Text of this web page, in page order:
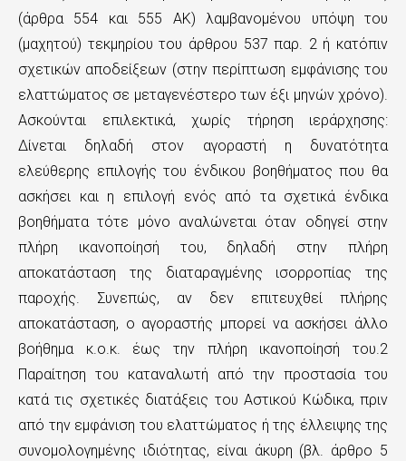
(άρθρα 554 και 555 ΑΚ) λαμβανομένου υπόψη του
(μαχητού) τεκμηρίου του άρθρου 537 παρ. 2 ή κατόπιν
σχετικών αποδείξεων (στην περίπτωση εμφάνισης του
ελαττώματος σε μεταγενέστερο των έξι μηνών χρόνο).
Ασκούνται επιλεκτικά, χωρίς τήρηση ιεράρχησης:
Δίνεται δηλαδή στον αγοραστή η δυνατότητα
ελεύθερης επιλογής του ένδικου βοηθήματος που θα
ασκήσει και η επιλογή ενός από τα σχετικά ένδικα
βοηθήματα τότε μόνο αναλώνεται όταν οδηγεί στην
πλήρη ικανοποίησή του, δηλαδή στην πλήρη
αποκατάσταση της διαταραγμένης ισορροπίας της
παροχής. Συνεπώς, αν δεν επιτευχθεί πλήρης
αποκατάσταση, ο αγοραστής μπορεί να ασκήσει άλλο
βοήθημα κ.ο.κ. έως την πλήρη ικανοποίησή του.2
Παραίτηση του καταναλωτή από την προστασία του
κατά τις σχετικές διατάξεις του Αστικού Κώδικα, πριν
από την εμφάνιση του ελαττώματος ή της έλλειψης της
συνομολογημένης ιδιότητας, είναι άκυρη (βλ. άρθρο 5